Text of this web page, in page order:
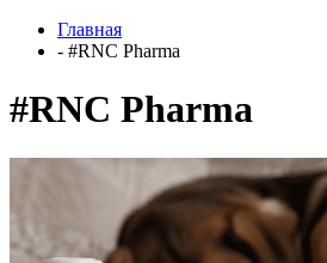
Главная
- #RNC Pharma
#RNC Pharma